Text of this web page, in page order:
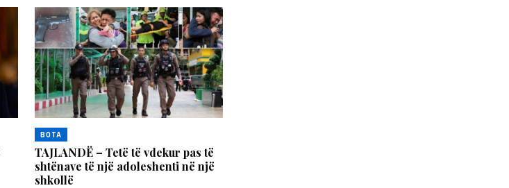
BOTA
TAJLANDË – Tetë të vdekur pas të
shtënave të një adoleshenti në një
shkollë